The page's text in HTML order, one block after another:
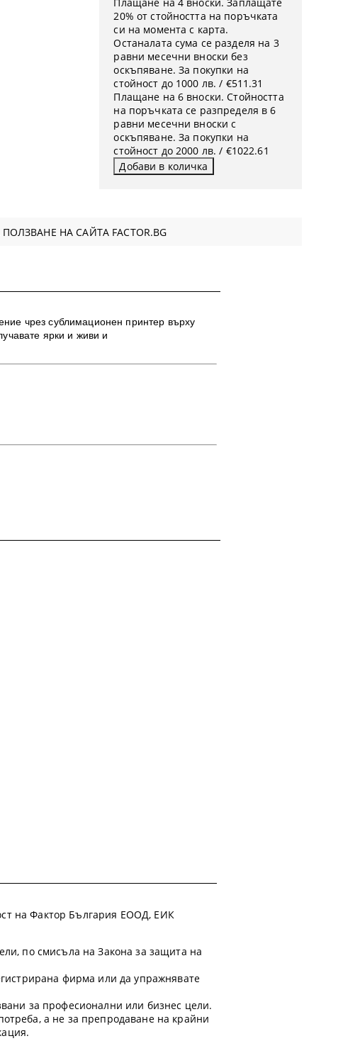
20% от стойността на поръчката
си на момента с карта.
Останалата сума се разделя на 3
равни месечни вноски без
оскъпяване. За покупки на
стойност до 1000 лв. / €511.31
Плащане на 6 вноски. Стойността
на поръчката се разпределя в 6
равни месечни вноски с
оскъпяване. За покупки на
стойност до 2000 лв. / €1022.61
НА САЙТА FACTOR.BG
чрез сублимационен принтер върху
ярки и живи и
на Фактор България ЕООД, ЕИК
по смисъла на Закона за защита на
фирма или да упражнявате
за професионални или бизнес цели.
а не за препродаване на крайни